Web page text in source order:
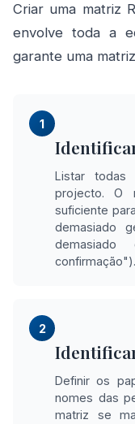
Criar uma matriz
envolve toda a
garante uma
1
Listar todas
projecto. O
suficiente
demasiado
confirmação").
2
Definir os
nomes das
matriz se